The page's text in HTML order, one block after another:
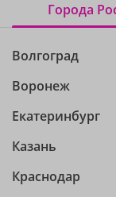
Города
Волгоград
Воронеж
Екатеринбург
Казань
Краснодар